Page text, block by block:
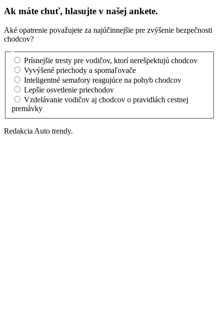
Ak máte chuť, hlasujte v našej ankete.
Aké opatrenie považujete za najúčinnejšie pre zvýšenie bezpečnosti
chodcov?
Prísnejšie tresty pre vodičov, ktorí nerešpektujú chodcov
Vyvýšené priechody a spomaľovače
Inteligentné semafory reagujúce na pohyb chodcov
Lepšie osvetlenie priechodov
Vzdelávanie vodičov aj chodcov o pravidlách cestnej
premávky
Redakcia Auto trendy.